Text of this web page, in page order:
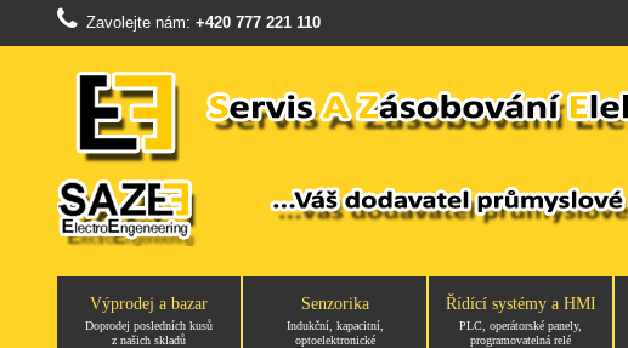
Zavolejte nám: +420 777 221 110
Výprodej a bazar
Doprodej posledních kusů
z našich skladů
Senzorika
Indukční, kapacitní,
optoelektronické
Řídící systémy a HMI
PLC, operátorské panely,
programovatelná relé